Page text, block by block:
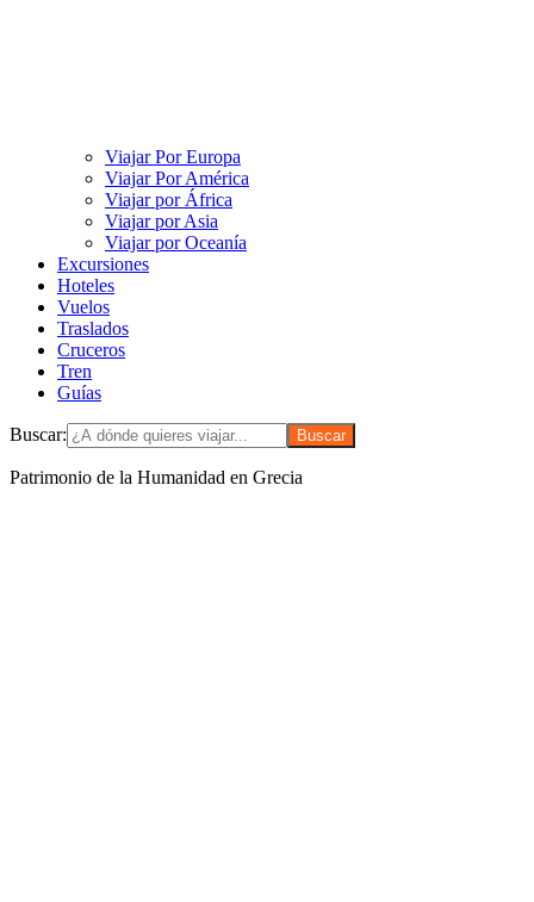
Viajar Por Europa
Viajar Por América
Viajar por África
Viajar por Asia
Viajar por Oceanía
Excursiones
Hoteles
Vuelos
Traslados
Cruceros
Tren
Guías
Buscar:
Patrimonio de la Humanidad en Grecia